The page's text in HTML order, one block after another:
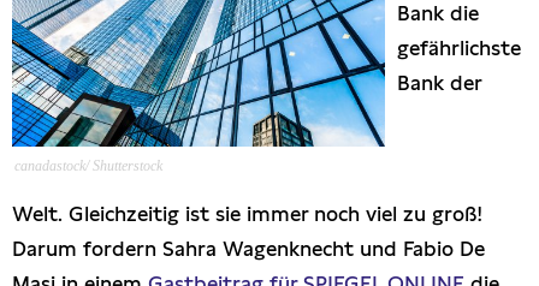
Presseschau
Publikationen
Anfragen (Archivseite)
canadastock/ Shutterstock
Bank die
gefährlichste
Bank der
Welt. Gleichzeitig ist sie immer noch viel zu groß!
Darum fordern Sahra Wagenknecht und Fabio De